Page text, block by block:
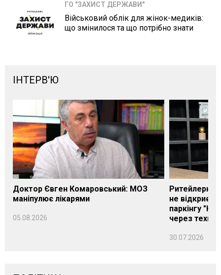
ГО "ЗАХИСТ ДЕРЖАВИ"
Військовий облік для жінок-медиків:
що змінилося та що потрібно знати
ІНТЕРВ'Ю
Доктор Євген Комаровський: МОЗ
маніпулює лікарями
05.08.2026
Ритейлерка
не
паркінгу
через
30.07.2026